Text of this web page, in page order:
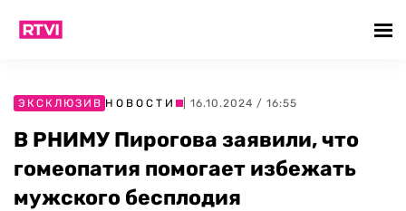
ЭКСКЛЮЗИВ НОВОСТИ | 16.10.2024 / 16:55
В РНИМУ Пирогова заявили, что
гомеопатия помогает избежать
мужского бесплодия